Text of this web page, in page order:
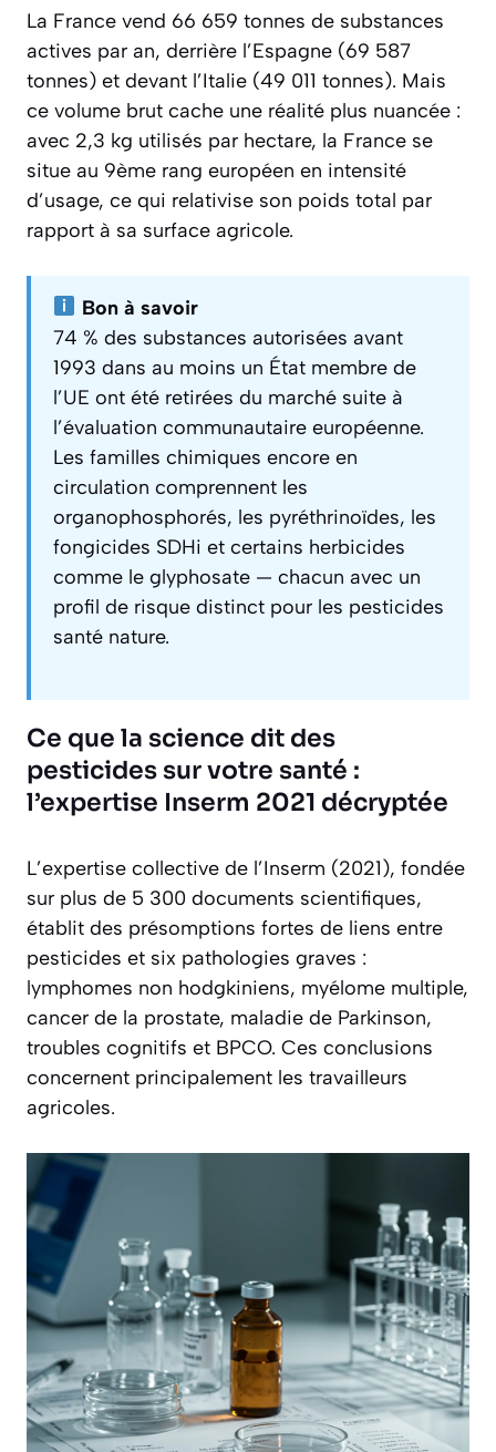
La France vend 66 659 tonnes de substances
actives par an, derrière l’Espagne (69 587
tonnes) et devant l’Italie (49 011 tonnes). Mais
ce volume brut cache une réalité plus nuancée :
avec 2,3 kg utilisés par hectare, la France se
situe au 9ème rang européen en intensité
d’usage, ce qui relativise son poids total par
rapport à sa surface agricole.
Bon à savoir
74 % des substances autorisées avant
1993 dans au moins un État membre de
l’UE ont été retirées du marché suite à
l’évaluation communautaire européenne.
Les familles chimiques encore en
circulation comprennent les
organophosphorés, les pyréthrinoïdes, les
fongicides SDHi et certains herbicides
comme le glyphosate — chacun avec un
profil de risque distinct pour les pesticides
santé nature.
Ce que la science dit des
pesticides sur votre santé :
l’expertise Inserm 2021 décryptée
L’expertise collective de l’Inserm (2021), fondée
sur plus de 5 300 documents scientifiques,
établit des présomptions fortes de liens entre
pesticides et six pathologies graves :
lymphomes non hodgkiniens, myélome multiple,
cancer de la prostate, maladie de Parkinson,
troubles cognitifs et BPCO. Ces conclusions
concernent principalement les travailleurs
agricoles.